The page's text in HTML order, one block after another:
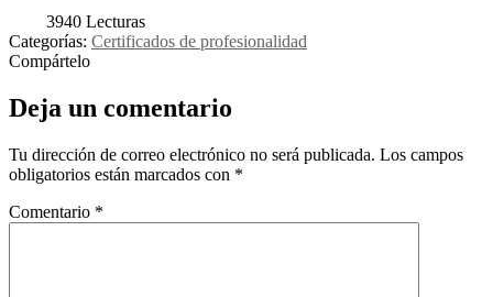
3940 Lecturas
Categorías: Certificados de profesionalidad
Compártelo
Deja un comentario
Tu dirección de correo electrónico no será publicada. Los campos
obligatorios están marcados con *
Comentario *